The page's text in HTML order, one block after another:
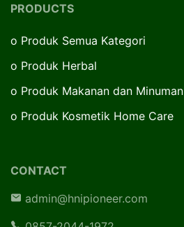
PRODUCTS
o Produk Semua Kategori
o Produk Herbal
o Produk Makanan dan Minuman
o Produk Kosmetik Home Care
CONTACT
admin@hnipioneer.com